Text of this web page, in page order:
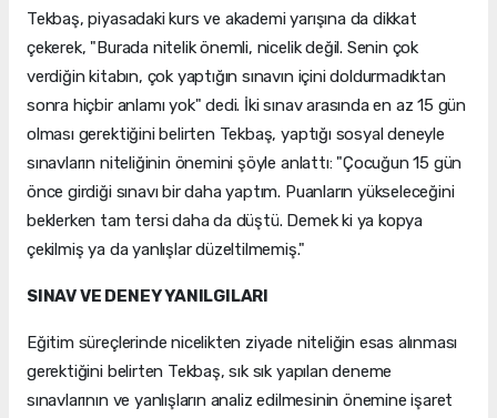
Tekbaş, piyasadaki kurs ve akademi yarışına da dikkat
çekerek, "Burada nitelik önemli, nicelik değil. Senin çok
verdiğin kitabın, çok yaptığın sınavın içini doldurmadıktan
sonra hiçbir anlamı yok" dedi. İki sınav arasında en az 15 gün
olması gerektiğini belirten Tekbaş, yaptığı sosyal deneyle
sınavların niteliğinin önemini şöyle anlattı: "Çocuğun 15 gün
önce girdiği sınavı bir daha yaptım. Puanların yükseleceğini
beklerken tam tersi daha da düştü. Demek ki ya kopya
çekilmiş ya da yanlışlar düzeltilmemiş."
SINAV VE DENEY YANILGILARI
Eğitim süreçlerinde nicelikten ziyade niteliğin esas alınması
gerektiğini belirten Tekbaş, sık sık yapılan deneme
sınavlarının ve yanlışların analiz edilmesinin önemine işaret